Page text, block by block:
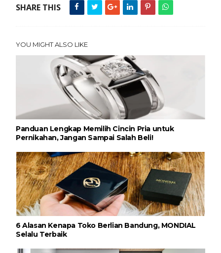
SHARE THIS
YOU MIGHT ALSO LIKE
Panduan Lengkap Memilih Cincin Pria untuk
Pernikahan, Jangan Sampai Salah Beli!
6 Alasan Kenapa Toko Berlian Bandung, MONDIAL
Selalu Terbaik